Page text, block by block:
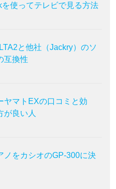
使ってテレビで見る方法
と他社（Jackry）のソ
互換性
ヤマトEXの口コミと効
が良い人
ノをカシオのGP-300に決